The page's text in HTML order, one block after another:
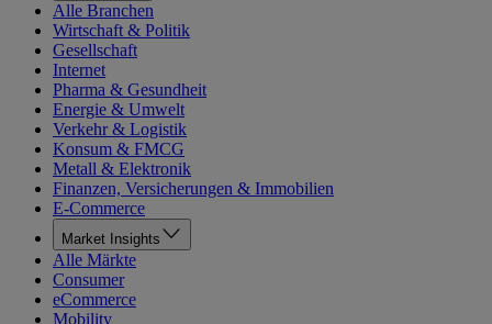
Alle Branchen
Wirtschaft & Politik
Gesellschaft
Internet
Pharma & Gesundheit
Energie & Umwelt
Verkehr & Logistik
Konsum & FMCG
Metall & Elektronik
Finanzen, Versicherungen & Immobilien
E-Commerce
Market Insights
Alle Märkte
Consumer
eCommerce
Mobility